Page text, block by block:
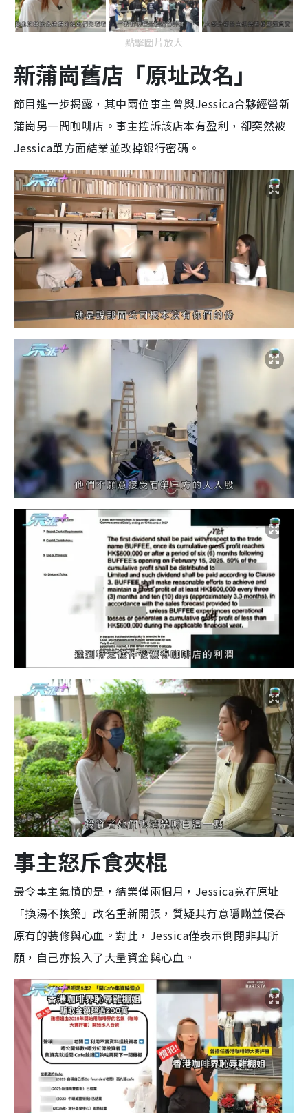
點擊圖片放大
新蒲崗舊店「原址改名」
節目進一步揭露，其中兩位事主曾與Jessica合夥經營新
蒲崗另一間咖啡店。事主控訴該店本有盈利，卻突然被
Jessica單方面結業並改掉銀行密碼。
事主怒斥食夾棍
最令事主氣憤的是，結業僅兩個月，Jessica竟在原址
「換湯不換藥」改名重新開張，質疑其有意隱瞞並侵吞
原有的裝修與心血。對此，Jessica僅表示倒閉非其所
願，自己亦投入了大量資金與心血。